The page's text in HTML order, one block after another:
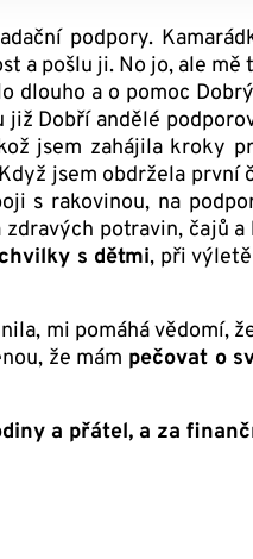
podpory.
a pošlu ji. No jo, ale
a o pomoc
již Dobří andělé
jsem zahájila kroky
jsem obdržela
s rakovinou, na
potravin, čajů
s dětmi, při
mi pomáhá vědomí,
že mám pečovat o
a přátel, a za